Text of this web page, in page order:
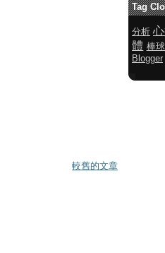
較舊的文章
Tag
分析
體 棒球
Blogger